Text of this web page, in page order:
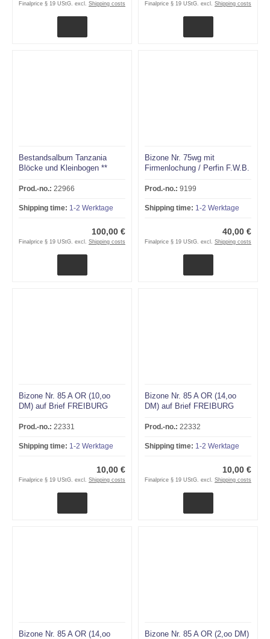
Finalprice § 19 UStG. excl. Shipping costs Finalprice § 19 UStG. excl. Shipping costs
Bestandsalbum Tanzania
Blöcke und Kleinbogen **
Prod.-no.: 22966
Shipping time: 1-2 Werktage
100,00 €
Finalprice § 19 UStG. excl. Shipping costs
Bizone Nr. 75wg mit
Firmenlochung / Perfin F.W.B.
Verlag) Vollstempel
(Westfalen)!!!RRR
Prod.-no.: 9199
Shipping time: 1-2 Werktage
40,00 €
Finalprice § 19 UStG. excl. Shipping costs
Bizone Nr. 85 A OR (10,oo
DM) auf Brief FREIBURG
Dr. Franz Blaschke!!!
Prod.-no.: 22331
Shipping time: 1-2 Werktage
10,00 €
Finalprice § 19 UStG. excl. Shipping costs
Bizone Nr. 85 A OR (14,oo
DM) auf Brief FREIBURG
Dr. Franz Blaschke!!!
Prod.-no.: 22332
Shipping time: 1-2 Werktage
10,00 €
Finalprice § 19 UStG. excl. Shipping costs
Bizone Nr. 85 A OR (14,oo Bizone Nr. 85 A OR (2,oo DM)